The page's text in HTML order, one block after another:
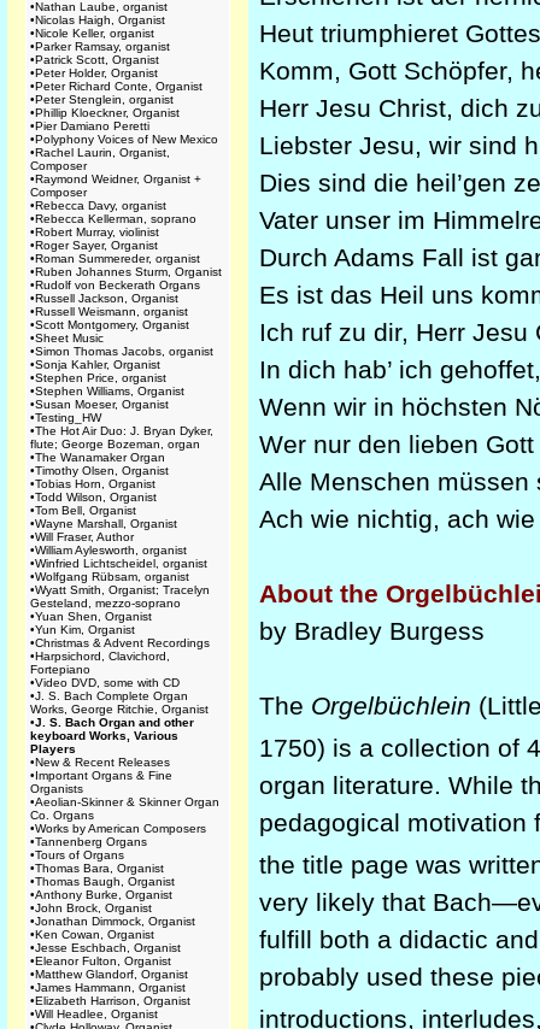
•Nathan Laube, organist
•Nicolas Haigh, Organist
•Nicole Keller, organist
•Parker Ramsay, organist
•Patrick Scott, Organist
•Peter Holder, Organist
•Peter Richard Conte, Organist
•Peter Stenglein, organist
•Phillip Kloeckner, Organist
•Pier Damiano Peretti
•Polyphony Voices of New Mexico
•Rachel Laurin, Organist,
Composer
•Raymond Weidner, Organist +
Composer
•Rebecca Davy, organist
•Rebecca Kellerman, soprano
•Robert Murray, violinist
•Roger Sayer, Organist
•Roman Summereder, organist
•Ruben Johannes Sturm, Organist
•Rudolf von Beckerath Organs
•Russell Jackson, Organist
•Russell Weismann, organist
•Scott Montgomery, Organist
•Sheet Music
•Simon Thomas Jacobs, organist
•Sonja Kahler, Organist
•Stephen Price, organist
•Stephen Williams, Organist
•Susan Moeser, Organist
•Testing_HW
•The Hot Air Duo: J. Bryan Dyker,
flute; George Bozeman, organ
•The Wanamaker Organ
•Timothy Olsen, Organist
•Tobias Horn, Organist
•Todd Wilson, Organist
•Tom Bell, Organist
•Wayne Marshall, Organist
•Will Fraser, Author
•William Aylesworth, organist
•Winfried Lichtscheidel, organist
•Wolfgang Rübsam, organist
•Wyatt Smith, Organist; Tracelyn
Gesteland, mezzo-soprano
•Yuan Shen, Organist
•Yun Kim, Organist
•Christmas & Advent Recordings
•Harpsichord, Clavichord,
Fortepiano
•Video DVD, some with CD
•J. S. Bach Complete Organ
Works, George Ritchie, Organist
•J. S. Bach Organ and other
keyboard Works, Various
Players
•New & Recent Releases
•Important Organs & Fine
Organists
•Aeolian-Skinner & Skinner Organ
Co. Organs
•Works by American Composers
•Tannenberg Organs
•Tours of Organs
•Thomas Bara, Organist
•Thomas Baugh, Organist
•Anthony Burke, Organist
•John Brock, Organist
•Jonathan Dimmock, Organist
•Ken Cowan, Organist
•Jesse Eschbach, Organist
•Eleanor Fulton, Organist
•Matthew Glandorf, Organist
•James Hammann, Organist
•Elizabeth Harrison, Organist
•Will Headlee, Organist
Heut triumphieret
Komm, Gott Schöpfer,
Herr Jesu Christ, dich
Liebster Jesu, wir sind
Dies sind die heil’gen
Vater unser im
Durch Adams Fall ist
Es ist das Heil uns
Ich ruf zu dir, Herr
In dich hab’ ich
Wenn wir in höchsten
Wer nur den lieben
Alle Menschen
Ach wie nichtig, ach
About the
by Bradley Burgess
The Orgelbüchlein
1750) is a collection of
organ literature. While
pedagogical motivation
the title page was
very likely that
fulfill both a didactic
probably used these
introductions,